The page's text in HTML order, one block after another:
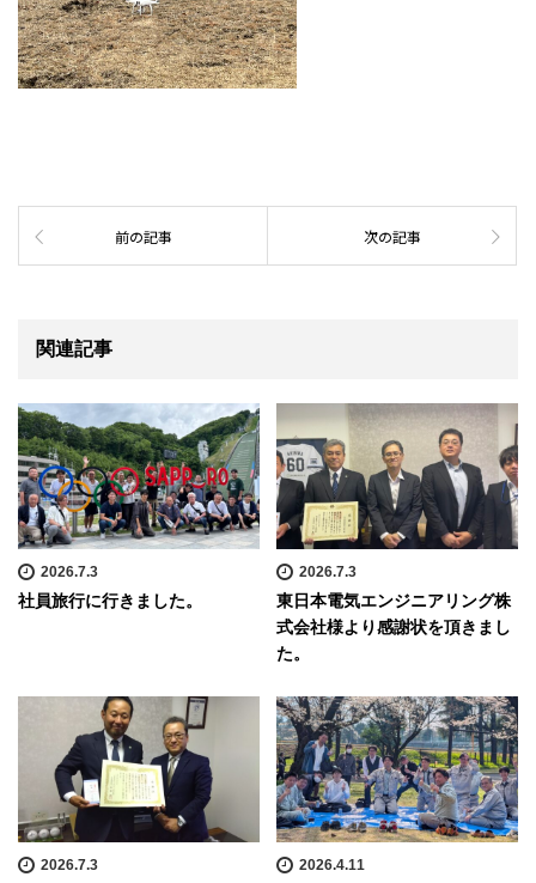
前の記事 次の記事
関連記事
2026.7.3
社員旅行に行きました。
2026.7.3
東日本電気エンジニアリング株
式会社様より感謝状を頂きまし
た。
2026.7.3 2026.4.11